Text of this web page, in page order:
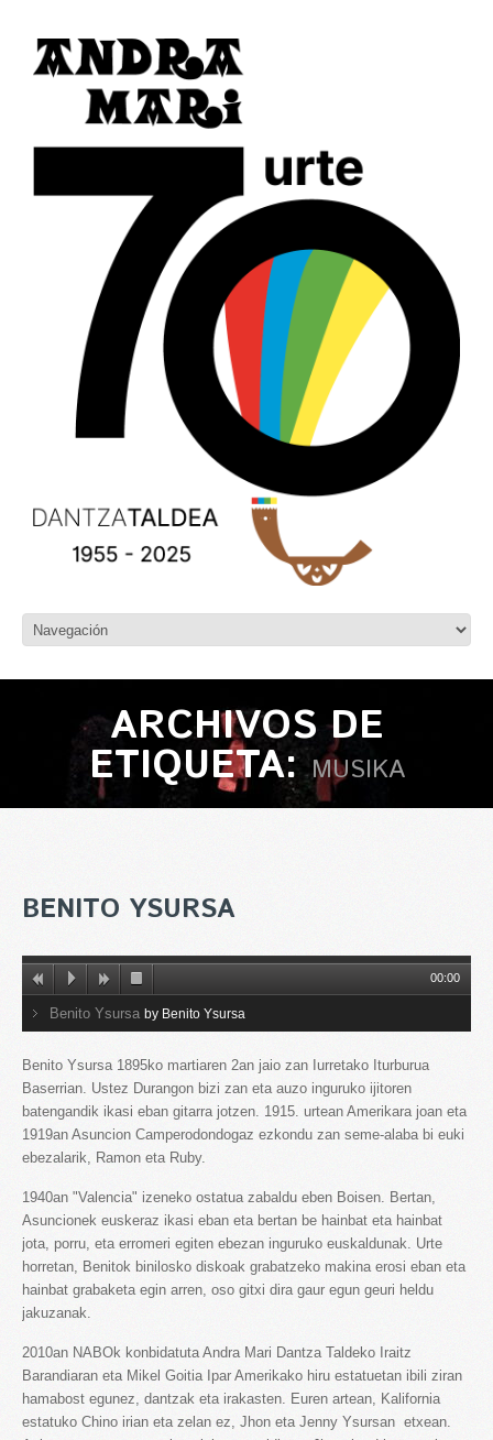
ARCHIVOS DE
ETIQUETA:MUSIKA
BENITO YSURSA
00:00
Benito Ysursa by Benito Ysursa
Benito Ysursa 1895ko martiaren 2an jaio zan Iurretako Iturburua
Baserrian. Ustez Durangon bizi zan eta auzo inguruko ijitoren
batengandik ikasi eban gitarra jotzen. 1915. urtean Amerikara joan eta
1919an Asuncion Camperodondogaz ezkondu zan seme-alaba bi euki
ebezalarik, Ramon eta Ruby.
1940an "Valencia" izeneko ostatua zabaldu eben Boisen. Bertan,
Asuncionek euskeraz ikasi eban eta bertan be hainbat eta hainbat
jota, porru, eta erromeri egiten ebezan inguruko euskaldunak. Urte
horretan, Benitok binilosko diskoak grabatzeko makina erosi eban eta
hainbat grabaketa egin arren, oso gitxi dira gaur egun geuri heldu
jakuzanak.
2010an NABOk konbidatuta Andra Mari Dantza Taldeko Iraitz
Barandiaran eta Mikel Goitia Ipar Amerikako hiru estatuetan ibili ziran
hamabost egunez, dantzak eta irakasten. Euren artean, Kalifornia
estatuko Chino irian eta zelan ez, Jhon eta Jenny Ysursan etxean.